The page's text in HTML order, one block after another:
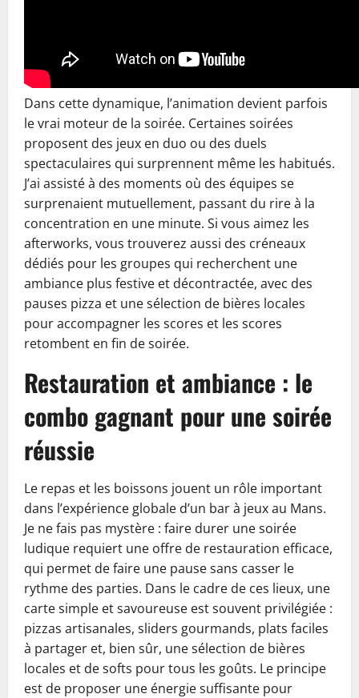
Dans cette dynamique, l’animation devient parfois
le vrai moteur de la soirée. Certaines soirées
proposent des jeux en duo ou des duels
spectaculaires qui surprennent même les habitués.
J’ai assisté à des moments où des équipes se
surprenaient mutuellement, passant du rire à la
concentration en une minute. Si vous aimez les
afterworks, vous trouverez aussi des créneaux
dédiés pour les groupes qui recherchent une
ambiance plus festive et décontractée, avec des
pauses pizza et une sélection de bières locales
pour accompagner les scores et les scores
retombent en fin de soirée.
Restauration et ambiance : le
combo gagnant pour une soirée
réussie
Le repas et les boissons jouent un rôle important
dans l’expérience globale d’un bar à jeux au Mans.
Je ne fais pas mystère : faire durer une soirée
ludique requiert une offre de restauration efficace,
qui permet de faire une pause sans casser le
rythme des parties. Dans le cadre de ces lieux, une
carte simple et savoureuse est souvent privilégiée :
pizzas artisanales, sliders gourmands, plats faciles
à partager et, bien sûr, une sélection de bières
locales et de softs pour tous les goûts. Le principe
est de proposer une énergie suffisante pour